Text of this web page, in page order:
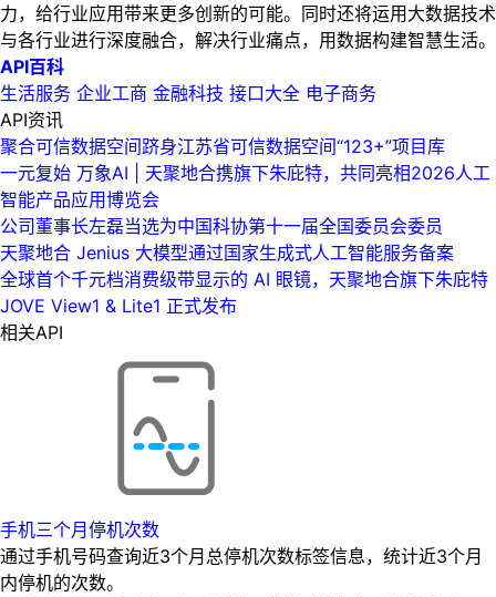
力，给行业应用带来更多创新的可能。同时还将运用大数据技术
与各行业进行深度融合，解决行业痛点，用数据构建智慧生活。
API百科
生活服务 企业工商 金融科技 接口大全 电子商务
API资讯
聚合可信数据空间跻身江苏省可信数据空间“123+”项目库
一元复始 万象AI | 天聚地合携旗下朱庇特，共同亮相2026人工
智能产品应用博览会
公司董事长左磊当选为中国科协第十一届全国委员会委员
天聚地合 Jenius 大模型通过国家生成式人工智能服务备案
全球首个千元档消费级带显示的 AI 眼镜，天聚地合旗下朱庇特
JOVE View1 & Lite1 正式发布
相关API
手机三个月停机次数
通过手机号码查询近3个月总停机次数标签信息，统计近3个月
内停机的次数。